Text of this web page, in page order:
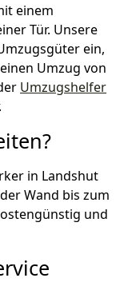
einem
Tür. Unsere
ein,
Umzug von
Umzugshelfer
in Landshut
Wand bis zum
und